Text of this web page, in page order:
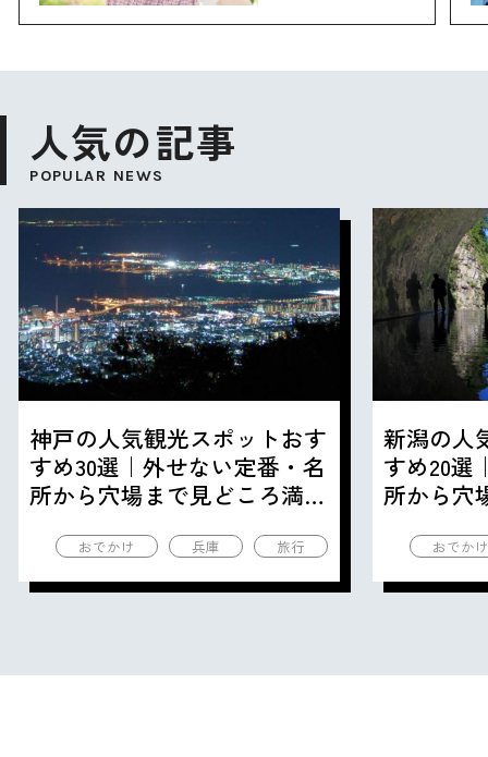
人気の記事
POPULAR NEWS
神戸の人気観光スポットおす
すめ30選｜外せない定番・名
所から穴場まで見どころ満載
おでかけ 兵庫 旅行
新潟の人
すめ20選
所から穴
おでか